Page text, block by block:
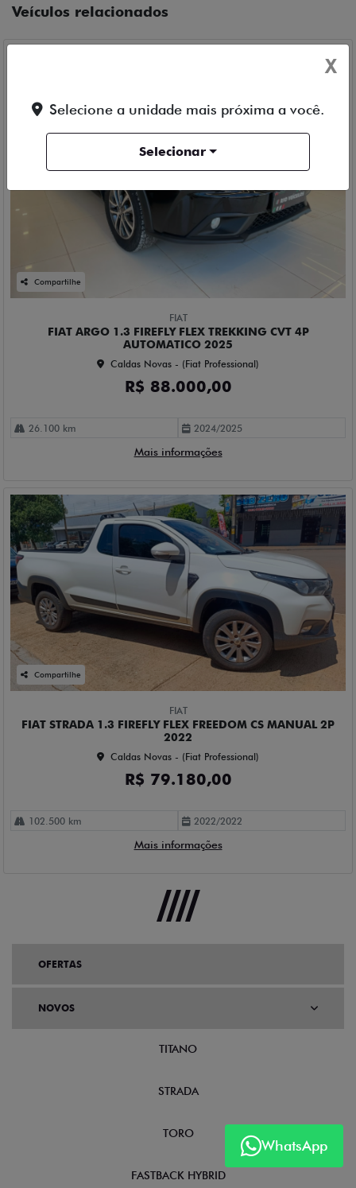
Veículos relacionados
Compartilhe
FIAT
FIAT ARGO 1.3 FIREFLY FLEX TREKKING CVT 4P
AUTOMATICO 2025
Caldas Novas - (Fiat Professional)
R$ 88.000,00
26.100 km 2024/2025
Mais informações
Compartilhe
FIAT
FIAT STRADA 1.3 FIREFLY FLEX FREEDOM CS MANUAL 2P
2022
Caldas Novas - (Fiat Professional)
R$ 79.180,00
102.500 km 2022/2022
Mais informações
WhatsApp
OFERTAS
NOVOS
TITANO
STRADA
TORO
FASTBACK HYBRID
X
Selecione a unidade mais próxima a você.
Selecionar